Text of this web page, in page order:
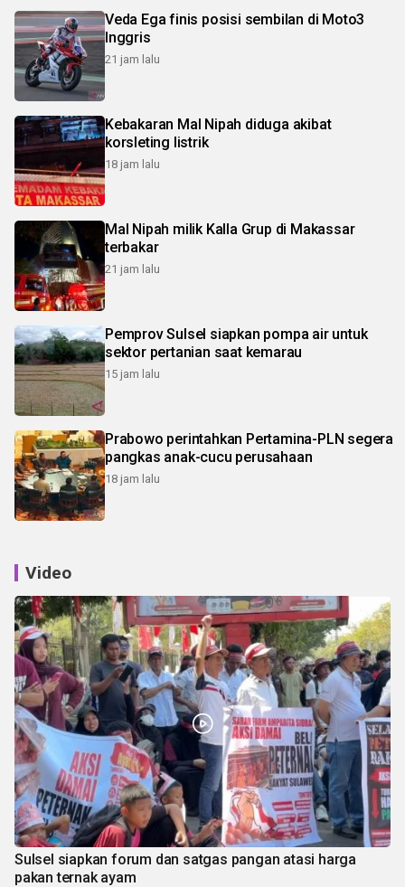
Veda Ega finis posisi sembilan di Moto3
Inggris
21 jam lalu
Kebakaran Mal Nipah diduga akibat
korsleting listrik
18 jam lalu
Mal Nipah milik Kalla Grup di Makassar
terbakar
21 jam lalu
Pemprov Sulsel siapkan pompa air untuk
sektor pertanian saat kemarau
15 jam lalu
Prabowo perintahkan Pertamina-PLN segera
pangkas anak-cucu perusahaan
18 jam lalu
Video
Sulsel siapkan forum dan satgas pangan atasi harga
pakan ternak ayam